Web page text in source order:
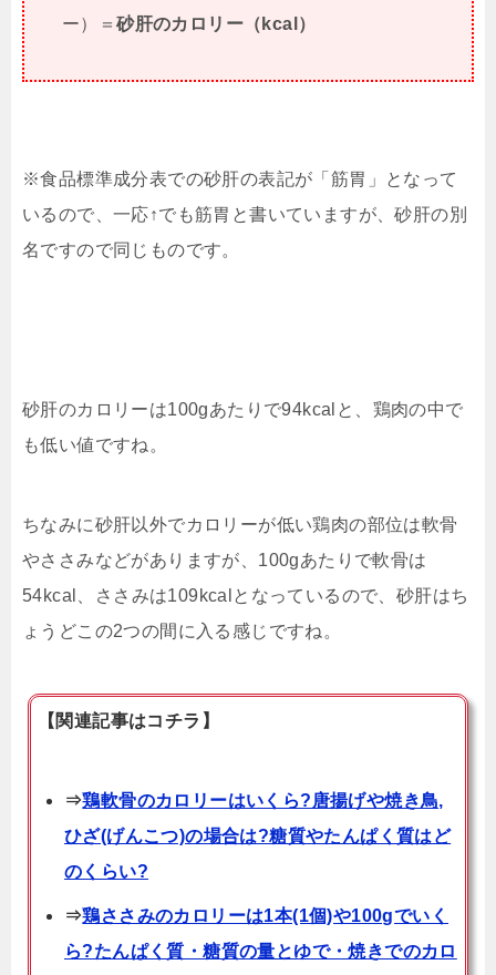
ー）＝砂肝のカロリー（kcal）
※食品標準成分表での砂肝の表記が「筋胃」となって
いるので、一応↑でも筋胃と書いていますが、砂肝の別
名ですので同じものです。
砂肝のカロリーは100gあたりで94kcalと、鶏肉の中で
も低い値ですね。
ちなみに砂肝以外でカロリーが低い鶏肉の部位は軟骨
やささみなどがありますが、100gあたりで軟骨は
54kcal、ささみは109kcalとなっているので、砂肝はち
ょうどこの2つの間に入る感じですね。
【関連記事はコチラ】
⇒鶏軟骨のカロリーはいくら?唐揚げや焼き鳥,
ひざ(げんこつ)の場合は?糖質やたんぱく質はど
のくらい?
⇒鶏ささみのカロリーは1本(1個)や100gでいく
ら?たんぱく質・糖質の量とゆで・焼きでのカロ